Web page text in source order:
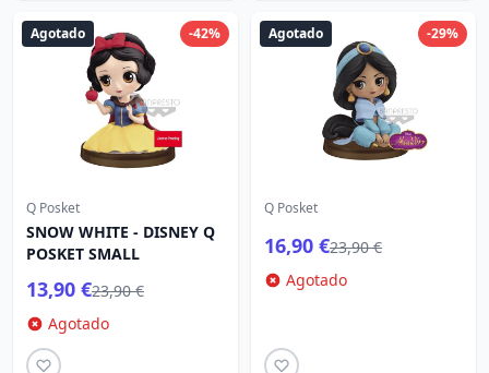
-42%
Agotado
Q Posket
SNOW WHITE - DISNEY Q
POSKET SMALL
13,90 €23,90 €
Agotado
-29%
Agotado
Q Posket
16,90 €23,90 €
Agotado